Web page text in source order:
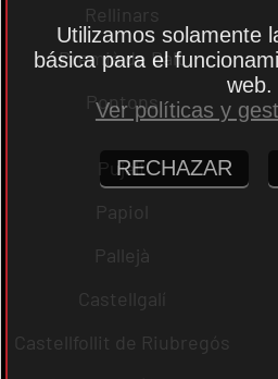
Rellinars
Premià de Dalt
Pontons
Pujalt
Papiol
Pallejà
Castellgalí
Castellfollit de Riubregós
Utilizamos solamente
básica para el
web.
Ver políticas y
RECHAZAR